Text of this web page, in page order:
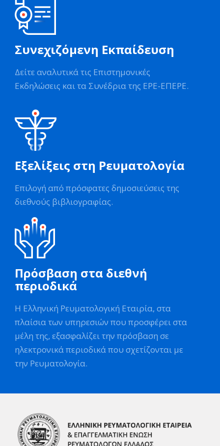
Συνεχιζόμενη Εκπαίδευση
Δείτε αναλυτικά τις Επιστημονικές
Εκδηλώσεις και τα Συνέδρια της ΕΡΕ-ΕΠΕΡΕ.
Εξελίξεις στη Ρευματολογία
Επιλογή από πρόσφατες δημοσιεύσεις της
διεθνούς βιβλιογραφίας.
Πρόσβαση στα διεθνή
περιοδικά
Η Ελληνική Ρευματολογική Εταιρία, στα
πλαίσια των υπηρεσιών που προσφέρει στα
μέλη της, εξασφαλίζει την πρόσβαση σε
ηλεκτρονικά περιοδικά που σχετίζονται με
την Ρευματολογία.